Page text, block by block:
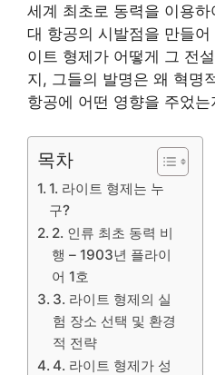
세계 최초로 동력을 이용
대 항공의 시발점을 만들
이트 형제가 어떻게 그 전
지, 그들의 발명은 왜 혁명
항공에 어떤 영향을 주었
목차
1. 라이트 형제는 누
구?
2. 인류 최초 동력 비
행 – 1903년 플라이
어 1호
3. 라이트 형제의 실
험 장소 선택 및 환경
적 전략
4. 라이트 형제가 성